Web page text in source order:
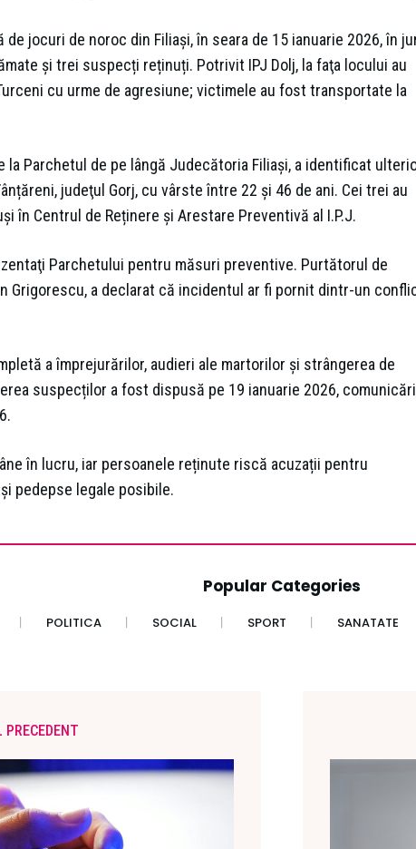
jocuri de noroc din Filiași, în seara de 15 ianuarie 2026, în
și trei suspecți reținuți. Potrivit IPJ Dolj, la faţa locului au
cu urme de agresiune; victimele au fost transportate la
la Parchetul de pe lângă Judecătoria Filiași, a identificat
judeţul Gorj, cu vârste între 22 şi 46 de ani. Cei trei au
în Centrul de Reținere și Arestare Preventivă al I.P.J.
Parchetului pentru măsuri preventive. Purtătorul de
Grigorescu, a declarat că incidentul ar fi pornit dintr-un
a împrejurărilor, audieri ale martorilor şi strângerea de
suspecților a fost dispusă pe 19 ianuarie 2026,
în lucru, iar persoanele reținute riscă acuzații pentru
pedepse legale posibile.
Popular Categories
POLITICA SOCIAL SPORT SANATATE
PRECEDENT